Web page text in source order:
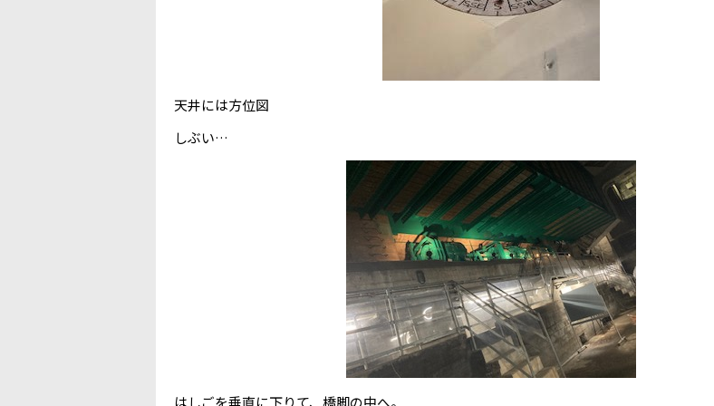
天井には方位図
しぶい…
はしごを垂直に下りて、橋脚の中へ。